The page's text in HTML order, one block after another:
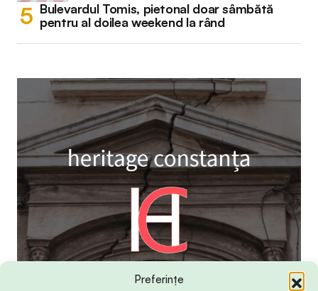
Preferințe
Bulevardul Tomis, pietonal doar sâmbătă
pentru al doilea weekend la rând